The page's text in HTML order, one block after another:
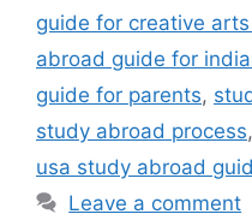
guide for creative
abroad guide for
guide for parents,
study abroad process,
usa study abroad
Leave a comment